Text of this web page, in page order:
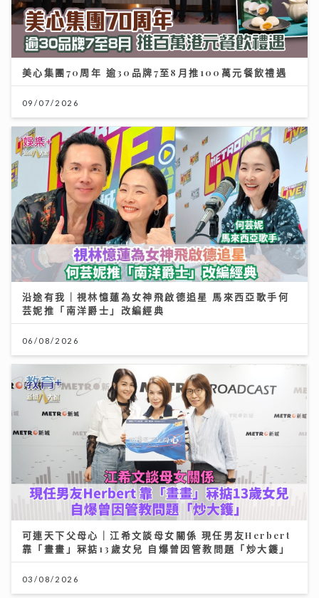
美心集團70周年 逾30品牌7至8月推100萬元餐飲禮遇
09/07/2026
沿途有我｜視林憶蓮為女神飛啟德追星 馬來西亞歌手何
芸妮推「南洋爵士」改編經典
06/08/2026
可連天下父母心｜江希文談母女關係 現任男友Herbert
靠「畫畫」冧掂13歲女兒 自爆曾因管教問題「炒大鑊」
03/08/2026